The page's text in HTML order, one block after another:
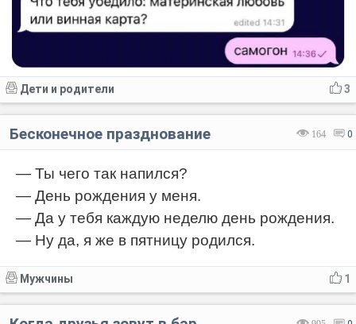
3
Дети и родители
164 0
Бесконечное празднование
— Ты чего так напился?
— День рождения у меня.
— Да у тебя каждую неделю день рождения.
— Ну да, я же в пятницу родился.
1
Мужчины